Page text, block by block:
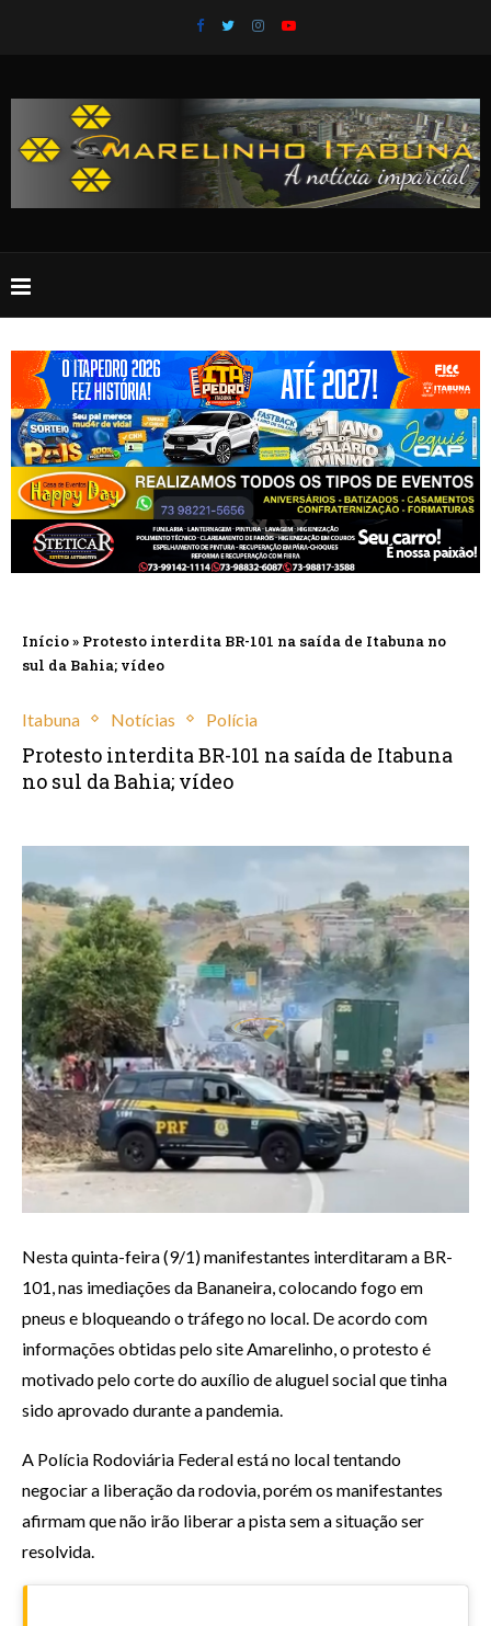
Início» Protesto interdita BR-101 na saída de Itabuna no
sul da Bahia; vídeo
Itabuna Notícias Polícia
Protesto interdita BR-101 na saída de Itabuna
no sul da Bahia; vídeo
Nesta quinta-feira (9/1) manifestantes interditaram a BR-
101, nas imediações da Bananeira, colocando fogo em
pneus e bloqueando o tráfego no local. De acordo com
informações obtidas pelo site Amarelinho, o protesto é
motivado pelo corte do auxílio de aluguel social que tinha
sido aprovado durante a pandemia.
A Polícia Rodoviária Federal está no local tentando
negociar a liberação da rodovia, porém os manifestantes
afirmam que não irão liberar a pista sem a situação ser
resolvida.